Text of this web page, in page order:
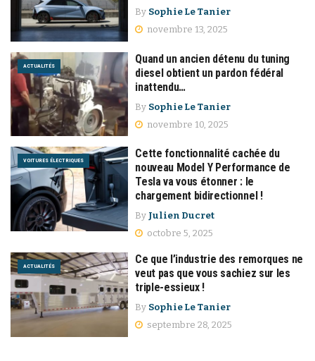
By Sophie Le Tanier
novembre 13, 2025
ACTUALITÉS
Quand un ancien détenu du tuning
diesel obtient un pardon fédéral
inattendu…
By Sophie Le Tanier
novembre 10, 2025
VOITURES ÉLECTRIQUES
Cette fonctionnalité cachée du
nouveau Model Y Performance de
Tesla va vous étonner : le
chargement bidirectionnel !
By Julien Ducret
octobre 5, 2025
ACTUALITÉS
Ce que l’industrie des remorques ne
veut pas que vous sachiez sur les
triple-essieux !
By Sophie Le Tanier
septembre 28, 2025